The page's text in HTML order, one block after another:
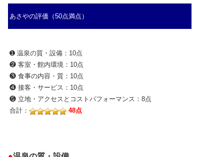
あさやの評価（50点満点）
➊ 温泉の質・設備：10点
❷ 客室・館内環境：10点
❸ 食事の内容・質：10点
❹ 接客・サービス：10点
❺ 立地・アクセスとコストパフォーマンス：8点
合計：
48点